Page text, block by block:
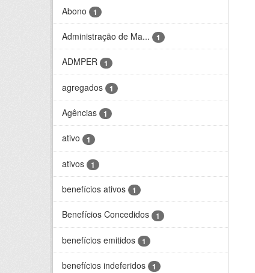
Abono 1
Administração de Ma... 1
ADMPER 1
agregados 1
Agências 1
ativo 1
ativos 1
benefícios ativos 1
Benefícios Concedidos 1
benefícios emitidos 1
benefícios indeferidos 1